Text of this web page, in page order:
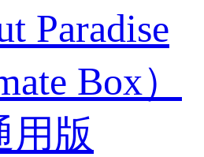
Paradise
Box）
用版